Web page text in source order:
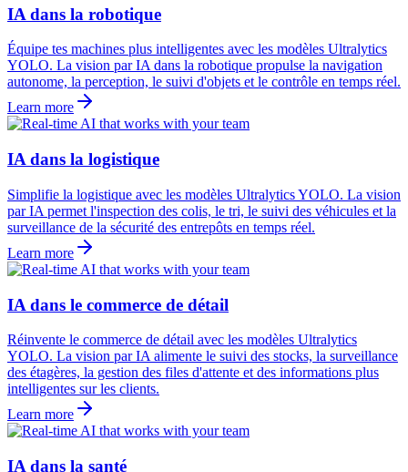
IA dans la robotique
Équipe tes machines plus intelligentes avec les modèles Ultralytics
YOLO. La vision par IA dans la robotique propulse la navigation
autonome, la perception, le suivi d'objets et le contrôle en temps réel.
Learn more
IA dans la logistique
Simplifie la logistique avec les modèles Ultralytics YOLO. La vision
par IA permet l'inspection des colis, le tri, le suivi des véhicules et la
surveillance de la sécurité des entrepôts en temps réel.
Learn more
IA dans le commerce de détail
Réinvente le commerce de détail avec les modèles Ultralytics
YOLO. La vision par IA alimente le suivi des stocks, la surveillance
des étagères, la gestion des files d'attente et des informations plus
intelligentes sur les clients.
Learn more
IA dans la santé